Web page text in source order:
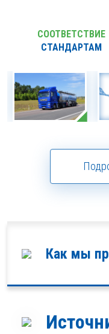
СООТВЕТСТВИЕ
СТАНДАРТАМ
Как мы